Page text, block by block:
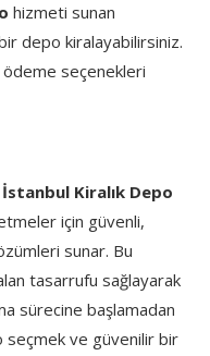
hizmeti sunan
depo kiralayabilirsiniz.
seçenekleri
İstanbul Kiralık Depo
için güvenli,
sunar. Bu
tasarrufu sağlayarak
sürecine başlamadan
seçmek ve güvenilir bir